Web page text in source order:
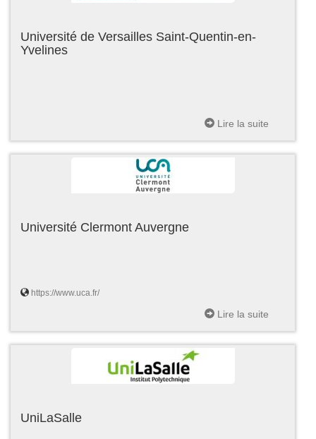
Université de Versailles Saint-Quentin-en-
Yvelines
Lire la suite
Université Clermont Auvergne
https://www.uca.fr/
Lire la suite
UniLaSalle